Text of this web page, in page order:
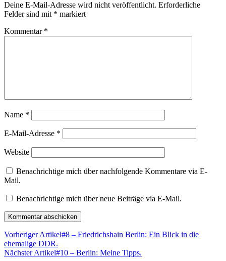
Deine E-Mail-Adresse wird nicht veröffentlicht. Erforderliche
Felder sind mit * markiert
Kommentar *
Name *
E-Mail-Adresse *
Website
Benachrichtige mich über nachfolgende Kommentare via E-
Mail.
Benachrichtige mich über neue Beiträge via E-Mail.
Vorheriger Artikel#8 – Friedrichshain Berlin: Ein Blick in die
ehemalige DDR.
Nächster Artikel#10 – Berlin: Meine Tipps.